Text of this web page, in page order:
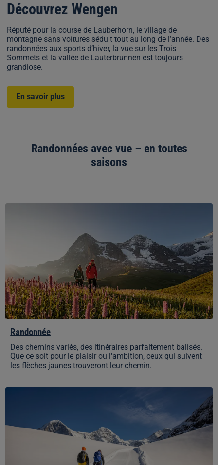
Découvrez Wengen
Réputé pour la course de Lauberhorn, le village de
montagne sans voitures séduit tout au long de l’année. Des
randonnées aux sports d’hiver, la vue sur les Trois
Sommets et la vallée de Lauterbrunnen est toujours
grandiose.
En savoir plus
Randonnées avec vue – en toutes
saisons
Randonnée
Des chemins variés, des itinéraires parfaitement balisés.
Que ce soit pour le plaisir ou l'ambition, ceux qui suivent
les flèches jaunes trouveront leur chemin.
Randonnée